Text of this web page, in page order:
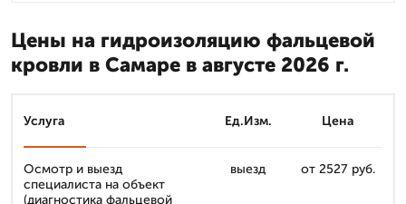
Цены на гидроизоляцию фальцевой
кровли в Самаре в августе 2026 г.
Услуга Ед.Изм. Цена
Осмотр и выезд
специалиста на объект
(диагностика фальцевой
выезд от 2527 руб.